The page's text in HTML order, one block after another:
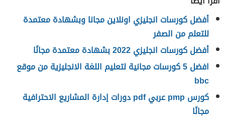
أفضل كورسات انجليزي اونلاين مجانا وبشهادة معتمدة
للتعلم من الصفر
أفضل كورسات انجليزي 2022 بشهادة معتمدة مجانًا
افضل 5 كورسات مجانية لتعليم اللغة الانجليزية من موقع
bbc
كورس pmp عربي pdf دورات إدارة المشاريع الاحترافية
مجانًا